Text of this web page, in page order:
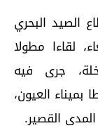
الصيد البحري
لقاءا مطولا
جرى فيه
العيون،
القصير.